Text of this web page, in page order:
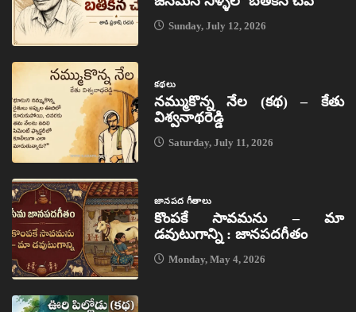
Sunday, July 12, 2026
కథలు
నమ్ముకొన్న నేల (కథ) – కేతు
విశ్వనాథరెడ్డి
Saturday, July 11, 2026
జానపద గీతాలు
కొంపకే సావమను – మా
డవుటుగాన్ని : జానపదగీతం
Monday, May 4, 2026